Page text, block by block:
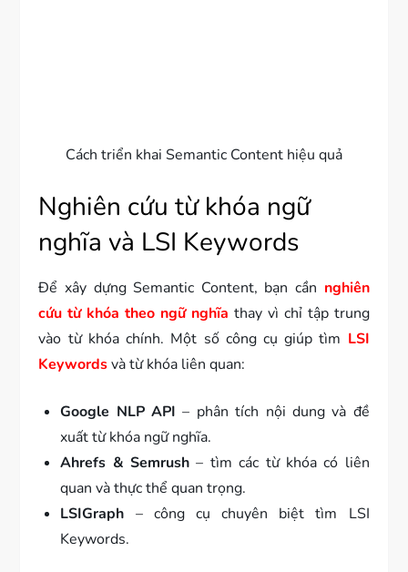
Cách triển khai Semantic Content hiệu quả
Nghiên cứu từ khóa ngữ
nghĩa và LSI Keywords
Để xây dựng Semantic Content, bạn cần nghiên
cứu từ khóa theo ngữ nghĩa thay vì chỉ tập trung
vào từ khóa chính. Một số công cụ giúp tìm LSI
Keywordsvà từ khóa liên quan:
Google NLP API – phân tích nội dung và đề
xuất từ khóa ngữ nghĩa.
Ahrefs & Semrush – tìm các từ khóa có liên
quan và thực thể quan trọng.
LSIGraph – công cụ chuyên biệt tìm LSI
Keywords.